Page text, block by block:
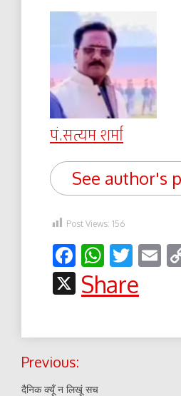
पं.सत्यम शर्मा
See author's
Post Views: 156
Facebook
X
Share
Post
navigation
Previous:
दैनिक क्यूँ न लिखूं सच